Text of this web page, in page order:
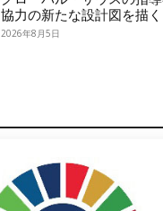
協力の新たな設計図を描く
2026年8月5日